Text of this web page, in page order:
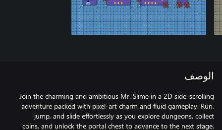
الوصف
Join the charming and ambitious Mr. Slime in a 2D side-scrolling
adventure packed with pixel-art charm and fluid gameplay. Run,
jump, and slide effortlessly as you explore dungeons, collect
coins, and unlock the portal chest to advance to the next stage.